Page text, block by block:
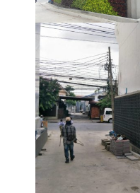
ข่าวส
ยืน
we not
we